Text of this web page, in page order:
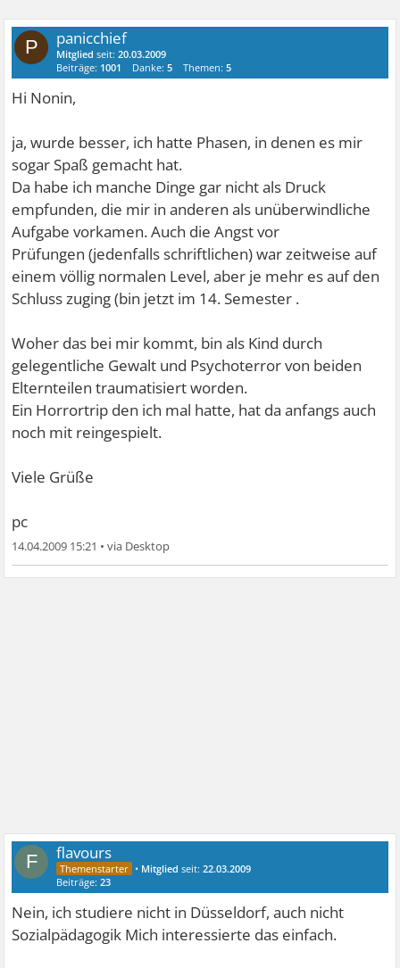
P panicchief
Mitglied seit:20.03.2009
Beiträge: 1001 Danke:5 Themen:5
Hi Nonin,
ja, wurde besser, ich hatte Phasen, in denen es mir
sogar Spaß gemacht hat.
Da habe ich manche Dinge gar nicht als Druck
empfunden, die mir in anderen als unüberwindliche
Aufgabe vorkamen. Auch die Angst vor
Prüfungen (jedenfalls schriftlichen) war zeitweise auf
einem völlig normalen Level, aber je mehr es auf den
Schluss zuging (bin jetzt im 14. Semester .
Woher das bei mir kommt, bin als Kind durch
gelegentliche Gewalt und Psychoterror von beiden
Elternteilen traumatisiert worden.
Ein Horrortrip den ich mal hatte, hat da anfangs auch
noch mit reingespielt.
Viele Grüße
pc
14.04.2009 15:21 •
F flavours
• Mitglied seit:22.03.2009
Beiträge:23
Nein, ich studiere nicht in Düsseldorf, auch nicht
Sozialpädagogik Mich interessierte das einfach.